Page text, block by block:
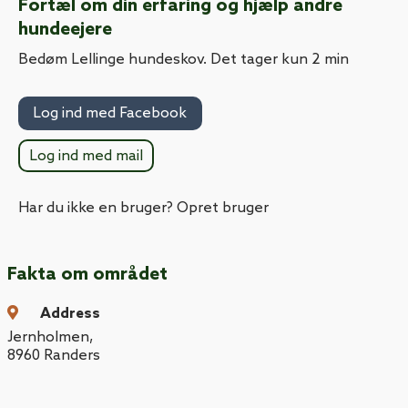
Fortæl om din erfaring og hjælp andre
hundeejere
Bedøm Lellinge hundeskov. Det tager kun 2 min
Log ind med Facebook
Log ind med mail
Har du ikke en bruger? Opret bruger
Fakta om området
Address
Jernholmen,
8960 Randers